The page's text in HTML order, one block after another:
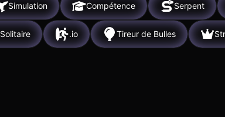
Simulation Compétence Serpent
Solitaire .io Tireur de Bulles